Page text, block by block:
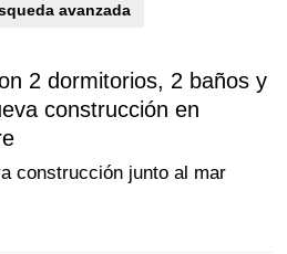
avanzada
2 dormitorios, 2 baños y
construcción en
construcción junto al mar